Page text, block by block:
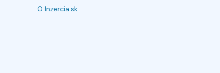
O Inzercia.sk